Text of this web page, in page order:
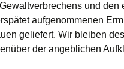
und den
aufgenommenen
geliefert. Wir bleiben
der angeblichen